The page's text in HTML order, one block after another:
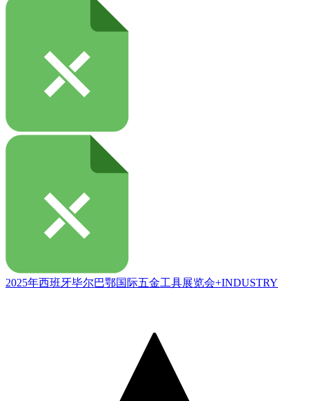
2025年西班牙毕尔巴鄂国际五金工具展览会+INDUSTRY